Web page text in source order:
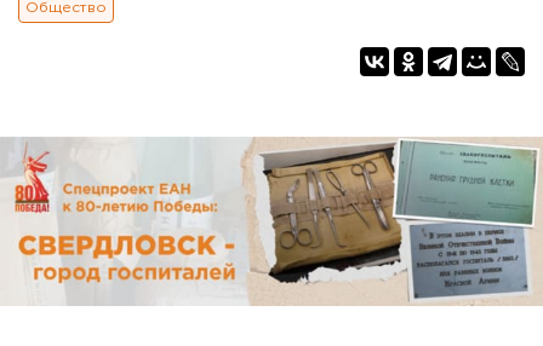
Общество